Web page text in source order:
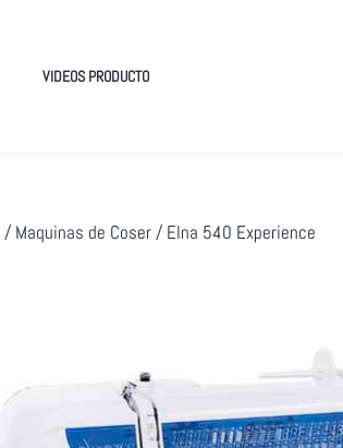
VIDEOS PRODUCTO
/ Maquinas de Coser/ Elna 540 Experience